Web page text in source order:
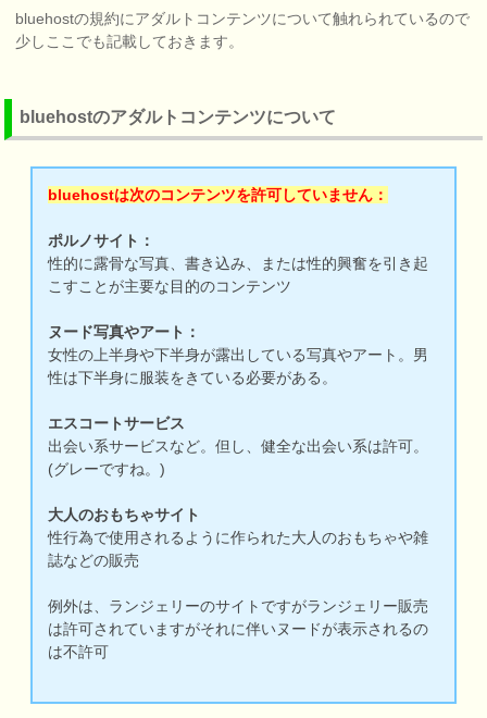
bluehostの規約にアダルトコンテンツについて触れられているので
少しここでも記載しておきます。
bluehostのアダルトコンテンツについて
bluehostは次のコンテンツを許可していません：
ポルノサイト：
性的に露骨な写真、書き込み、または性的興奮を引き起
こすことが主要な目的のコンテンツ
ヌード写真やアート：
女性の上半身や下半身が露出している写真やアート。男
性は下半身に服装をきている必要がある。
エスコートサービス
出会い系サービスなど。但し、健全な出会い系は許可。
(グレーですね。)
大人のおもちゃサイト
性行為で使用されるように作られた大人のおもちゃや雑
誌などの販売
例外は、ランジェリーのサイトですがランジェリー販売
は許可されていますがそれに伴いヌードが表示されるの
は不許可